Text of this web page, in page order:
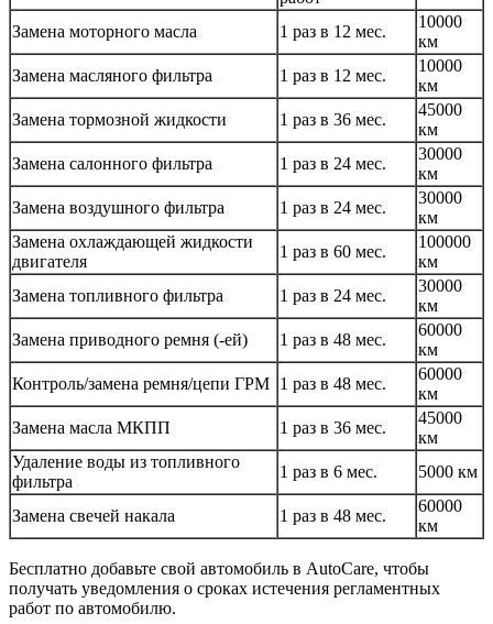
Замена моторного масла 1 раз в 12 мес.
10000
км
Замена масляного фильтра
1 раз в 12 мес.
10000
км
Замена тормозной жидкости
1 раз в 36 мес.
45000
км
Замена салонного фильтра
1 раз в 24 мес.
30000
км
Замена воздушного фильтра
1 раз в 24 мес.
30000
км
Замена охлаждающей жидкости
двигателя
1 раз в 60 мес.
100000
км
Замена топливного фильтра
1 раз в 24 мес.
30000
км
Замена приводного ремня (-ей)
1 раз в 48 мес.
60000
км
Контроль/замена ремня/цепи ГРМ 1 раз в 48 мес.
60000
км
Замена масла МКПП
1 раз в 36 мес.
45000
км
Удаление воды из топливного
фильтра
1 раз в 6 мес. 5000 км
Замена свечей накала 1 раз в 48 мес.
60000
км
Бесплатно добавьте свой автомобиль в AutoCare, чтобы
получать уведомления о сроках истечения регламентных
работ по автомобилю.